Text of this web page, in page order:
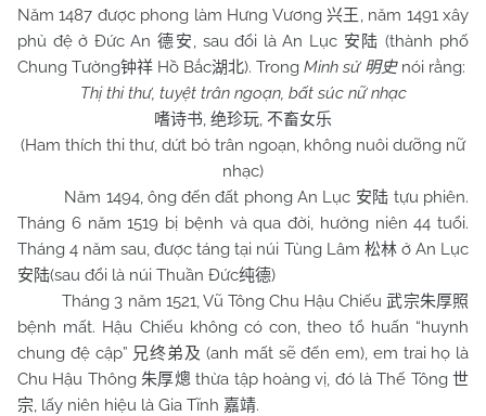
Năm 1487 được phong làm Hưng Vương 兴王 , năm 1491 xây
phủ đệ ở Đức An 德安, sau đổi là An Lục 安陆 (thành phố
Chung Tường钟祥 Hồ Bắc湖北). Trong Minh sử 明史 nói rằng:
Thị thi thư, tuyệt trân ngoạn, bất súc nữ nhạc
嗜诗书, 绝珍玩, 不畜女乐
(Ham thích thi thư, dứt bỏ trân ngoạn, không nuôi dưỡng nữ
nhạc)
Năm 1494, ông đến đất phong An Lục 安陆 tựu phiên.
Tháng 6 năm 1519 bị bệnh và qua đời, hưởng niên 44 tuổi.
Tháng 4 năm sau, được táng tại núi Tùng Lâm 松林 ở An Lục
安陆(sau đổi là núi Thuần Đức纯德)
Tháng 3 năm 1521, Vũ Tông Chu Hậu Chiếu武宗朱厚照
bệnh mất. Hậu Chiếu không có con, theo tổ huấn “huynh
chung đệ cập” 兄终弟及 (anh mất sẽ đến em), em trai họ là
Chu Hậu Thông 朱厚熜 thừa tập hoàng vị, đó là Thế Tông世
宗, lấy niên hiệu là Gia Tĩnh 嘉靖.